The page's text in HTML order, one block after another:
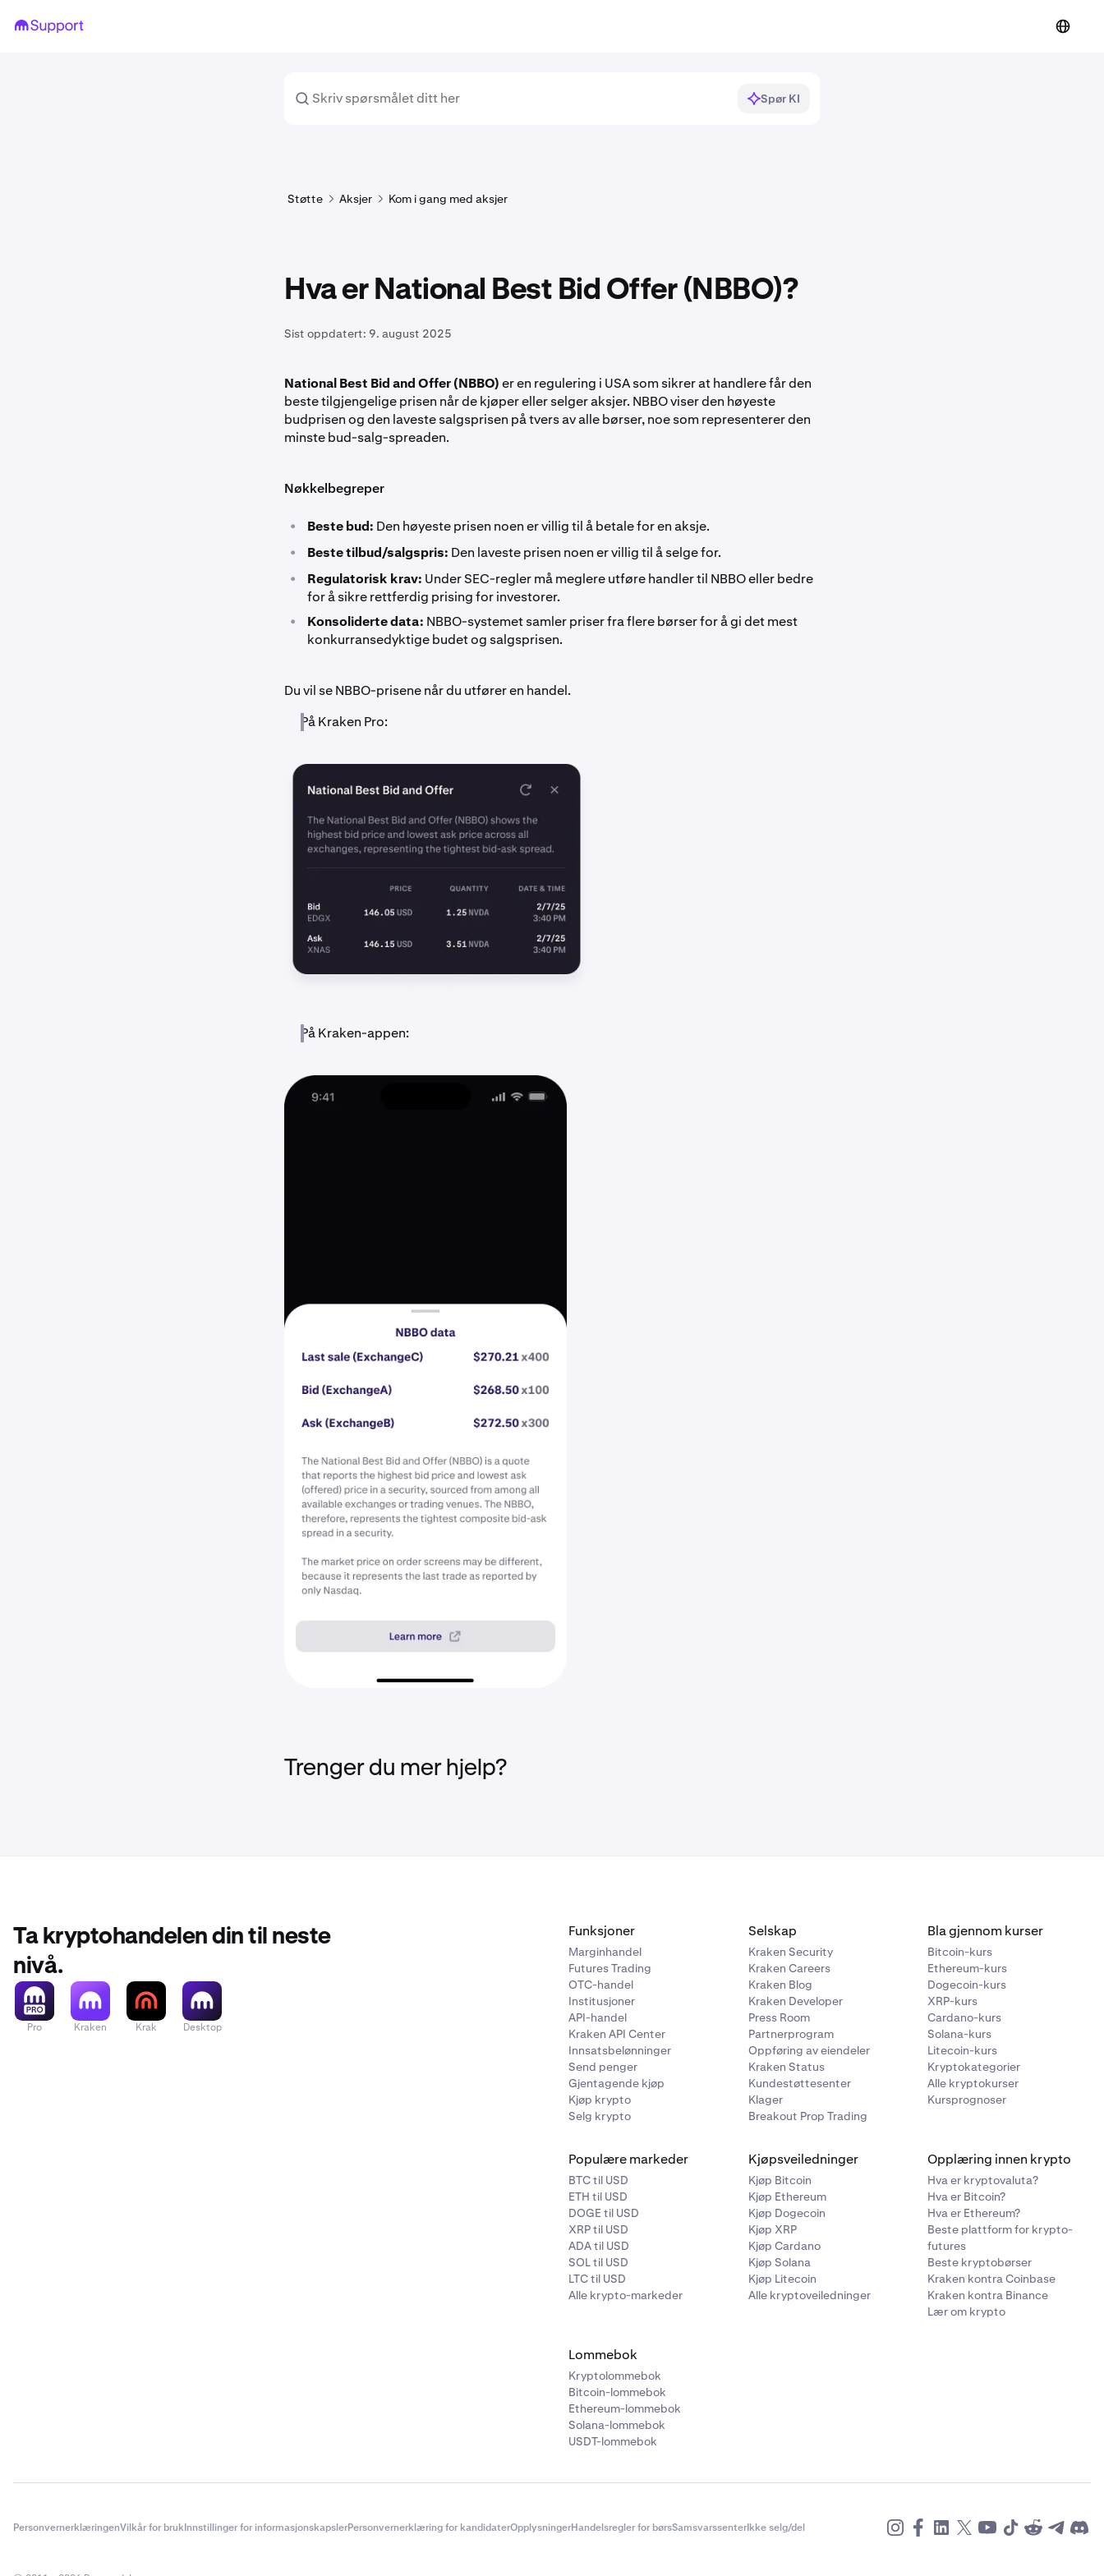
Spør KI
Støtte Aksjer Kom i gang med aksjer
Hva er National Best Bid Offer (NBBO)?
Sist oppdatert: 9. august 2025
National Best Bid and Offer (NBBO)er en regulering i USA som sikrer at handlere får den
beste tilgjengelige prisen når de kjøper eller selger aksjer. NBBO viser den høyeste
budprisen og den laveste salgsprisen på tvers av alle børser, noe som representerer den
minste bud-salg-spreaden.
Nøkkelbegreper
• Beste bud: Den høyeste prisen noen er villig til å betale for en aksje.
• Beste tilbud/salgspris: Den laveste prisen noen er villig til å selge for.
• Regulatorisk krav: Under SEC-regler må meglere utføre handler til NBBO eller bedre
for å sikre rettferdig prising for investorer.
• Konsoliderte data: NBBO-systemet samler priser fra flere børser for å gi det mest
konkurransedyktige budet og salgsprisen.
Du vil se NBBO-prisene når du utfører en handel.
På Kraken Pro:
På Kraken-appen:
Trenger du mer hjelp?
Ta kryptohandelen din til neste
nivå.
Pro Kraken Krak Desktop
Funksjoner
Marginhandel
Futures Trading
OTC-handel
Institusjoner
API-handel
Kraken API Center
Innsatsbelønninger
Send penger
Gjentagende kjøp
Kjøp krypto
Selg krypto
Selskap
Kraken Security
Kraken Careers
Kraken Blog
Kraken Developer
Press Room
Partnerprogram
Oppføring av eiendeler
Kraken Status
Kundestøttesenter
Klager
Breakout Prop Trading
Bla gjennom kurser
Bitcoin-kurs
Ethereum-kurs
Dogecoin-kurs
XRP-kurs
Cardano-kurs
Solana-kurs
Litecoin-kurs
Kryptokategorier
Alle kryptokurser
Kursprognoser
Populære markeder
BTC til USD
ETH til USD
DOGE til USD
XRP til USD
ADA til USD
SOL til USD
LTC til USD
Alle krypto-markeder
Kjøpsveiledninger
Kjøp Bitcoin
Kjøp Ethereum
Kjøp Dogecoin
Kjøp XRP
Kjøp Cardano
Kjøp Solana
Kjøp Litecoin
Alle kryptoveiledninger
Opplæring innen krypto
Hva er kryptovaluta?
Hva er Bitcoin?
Hva er Ethereum?
Beste plattform for krypto-
futures
Beste kryptobørser
Kraken kontra Coinbase
Kraken kontra Binance
Lær om krypto
Lommebok
Kryptolommebok
Bitcoin-lommebok
Ethereum-lommebok
Solana-lommebok
USDT-lommebok
PersonvernerklæringenVilkår for brukInnstillinger for informasjonskapslerPersonvernerklæring for kandidaterOpplysningerHandelsregler for børsSamsvarssenterIkke selg/del